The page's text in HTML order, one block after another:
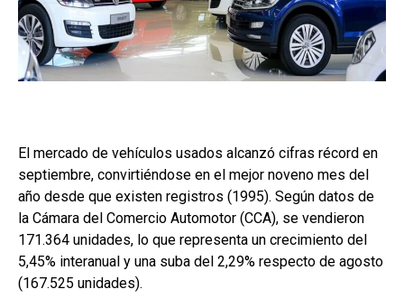
El mercado de vehículos usados alcanzó cifras récord en
septiembre, convirtiéndose en el mejor noveno mes del
año desde que existen registros (1995). Según datos de
la Cámara del Comercio Automotor (CCA), se vendieron
171.364 unidades, lo que representa un crecimiento del
5,45% interanual y una suba del 2,29% respecto de agosto
(167.525 unidades).